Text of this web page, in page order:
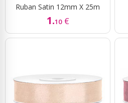
Ruban Satin 12mm X 25m
1.10 €